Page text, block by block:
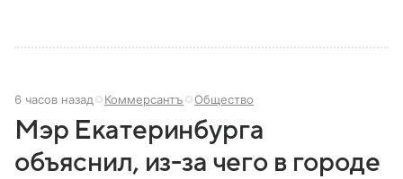
6 часов назад Коммерсантъ Общество
Мэр Екатеринбурга
объяснил, из-за чего в городе